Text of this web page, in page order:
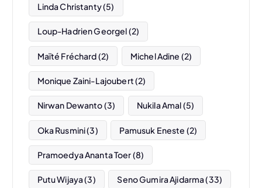
Linda Christanty(5)
Loup-Hadrien Georgel(2)
Maïté Fréchard(2) Michel Adine (2)
Monique Zaini-Lajoubert(2)
Nirwan Dewanto(3) Nukila Amal(5)
Oka Rusmini(3) Pamusuk Eneste (2)
Pramoedya Ananta Toer(8)
Putu Wijaya(3) Seno Gumira Ajidarma(33)